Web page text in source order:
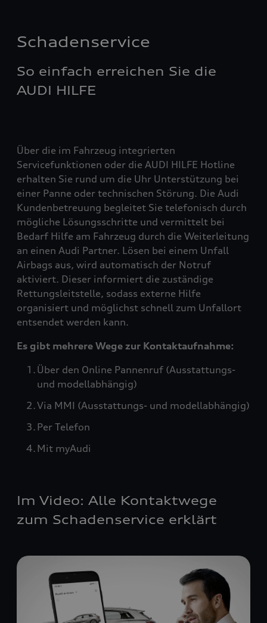
Schadenservice
So einfach erreichen Sie die
AUDI HILFE
Über die im Fahrzeug integrierten
Servicefunktionen oder die AUDI HILFE Hotline
erhalten Sie rund um die Uhr Unterstützung bei
einer Panne oder technischen Störung. Die Audi
Kundenbetreuung begleitet Sie telefonisch durch
mögliche Lösungsschritte und vermittelt bei
Bedarf Hilfe am Fahrzeug durch die Weiterleitung
an einen Audi Partner. Lösen bei einem Unfall
Airbags aus, wird automatisch der Notruf
aktiviert. Dieser informiert die zuständige
Rettungsleitstelle, sodass externe Hilfe
organisiert und möglichst schnell zum Unfallort
entsendet werden kann.
Es gibt mehrere Wege zur Kontaktaufnahme:
Über den Online Pannenruf (Ausstattungs-
und modellabhängig)
Via MMI (Ausstattungs- und modellabhängig)
Per Telefon
Mit myAudi
Im Video: Alle Kontaktwege
zum Schadenservice erklärt